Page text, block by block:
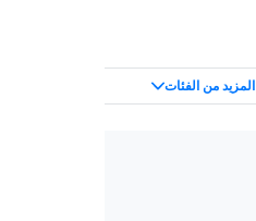
المزيد من الفئات